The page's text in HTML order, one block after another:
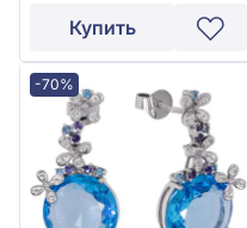
0,27ct, бирюзой 2,05ct и
хризолитом 0,38ct, арт.
Купить
-70%